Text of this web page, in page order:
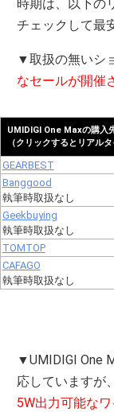
時期は、以下の
チェックして最
▼取扱の無いシ
なセールが開催
UMIDIGI One Maxの購入
（クリックするとリアル
GEARBEST
Banggood
執筆時取扱なし
Geekbuying
執筆時取扱なし
TOMTOP
CAFAGO
執筆時取扱なし
▼UMIDIGI One
応していますが、
5W出力可能な